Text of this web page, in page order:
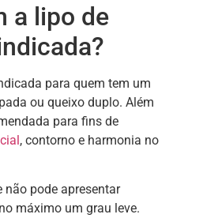
a lipo de
para quem tem um
ou queixo duplo. Além
para fins de
, contorno e harmonia no
não pode apresentar
máximo um grau leve.